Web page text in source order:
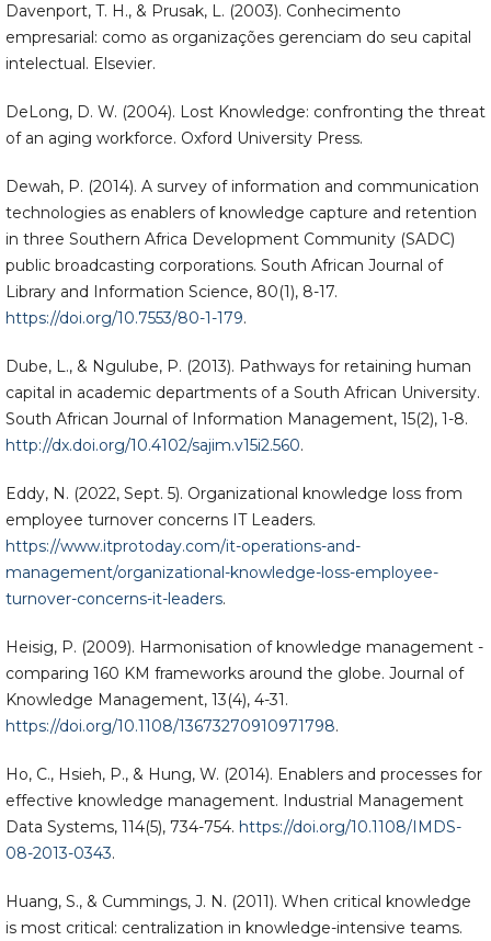
Davenport, T. H., & Prusak, L. (2003). Conhecimento
empresarial: como as organizações gerenciam do seu capital
intelectual. Elsevier.
DeLong, D. W. (2004). Lost Knowledge: confronting the threat
of an aging workforce. Oxford University Press.
Dewah, P. (2014). A survey of information and communication
technologies as enablers of knowledge capture and retention
in three Southern Africa Development Community (SADC)
public broadcasting corporations. South African Journal of
Library and Information Science, 80(1), 8-17.
https://doi.org/10.7553/80-1-179.
Dube, L., & Ngulube, P. (2013). Pathways for retaining human
capital in academic departments of a South African University.
South African Journal of Information Management, 15(2), 1-8.
http://dx.doi.org/10.4102/sajim.v15i2.560.
Eddy, N. (2022, Sept. 5). Organizational knowledge loss from
employee turnover concerns IT Leaders.
https://www.itprotoday.com/it-operations-and-
management/organizational-knowledge-loss-employee-
turnover-concerns-it-leaders.
Heisig, P. (2009). Harmonisation of knowledge management -
comparing 160 KM frameworks around the globe. Journal of
Knowledge Management, 13(4), 4-31.
https://doi.org/10.1108/13673270910971798.
Ho, C., Hsieh, P., & Hung, W. (2014). Enablers and processes for
effective knowledge management. Industrial Management
Data Systems, 114(5), 734-754. https://doi.org/10.1108/IMDS-
08-2013-0343.
Huang, S., & Cummings, J. N. (2011). When critical knowledge
is most critical: centralization in knowledge-intensive teams.